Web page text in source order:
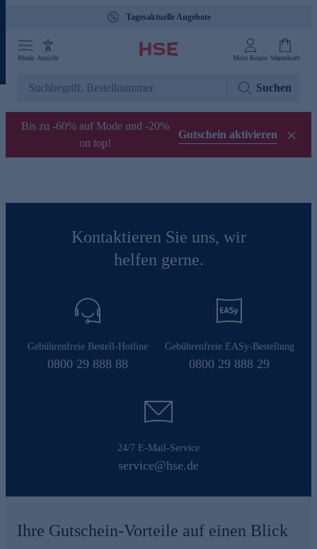
Tagesaktuelle Angebote
Menü Ansicht Mein Konto Warenkorb
Suchen
Bis zu -60% auf Mode und -20%
on top!
Gutschein aktivieren
Kontaktieren Sie uns, wir
helfen gerne.
Gebührenfreie Bestell-Hotline
0800 29 888 88
Gebührenfreie EASy-Bestellung
0800 29 888 29
24/7 E-Mail-Service
service@hse.de
Ihre Gutschein-Vorteile auf einen Blick